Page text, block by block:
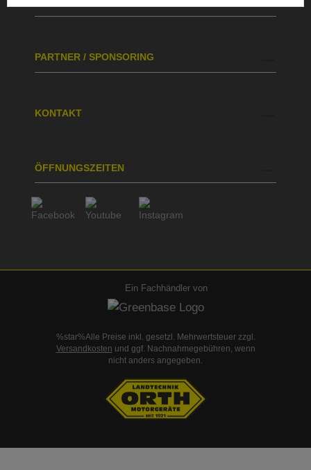
PARTNER / SPONSORING
KONTAKT
ÖFFNUNGSZEITEN
Ein Fachhändler von
%star%Alle Preise inkl. gesetzl. Mehrwertsteuer zzgl.
Versandkosten und ggf. Nachnahmegebühren, wenn
nicht anders angegeben.